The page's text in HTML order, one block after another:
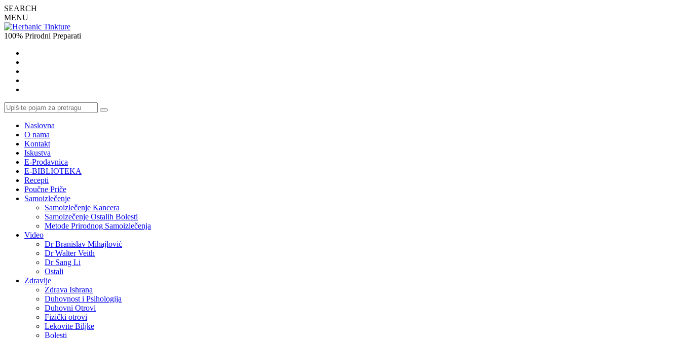
SEARCH
MENU
100% Prirodni Preparati
Naslovna
O nama
Kontakt
Iskustva
E-Prodavnica
E-BIBLIOTEKA
Recepti
Poučne Priče
Samoizlečenje
Samoizlečenje Kancera
Samoizečenje Ostalih Bolesti
Metode Prirodnog Samoizlečenja
Video
Dr Branislav Mihajlović
Dr Walter Veith
Dr Sang Li
Ostali
Zdravlje
Zdrava Ishrana
Duhovnost i Psihologija
Duhovni Otrovi
Fizički otrovi
Lekovite Biljke
Bolesti